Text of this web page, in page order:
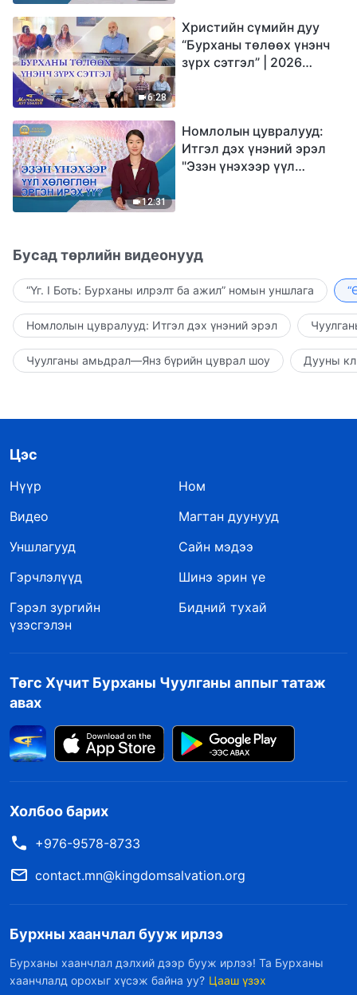
6:28
Христийн сүмийн дуу
“Бурханы төлөөх үнэнч
зүрх сэтгэл” | 2026
12:31
Номлолын цувралууд:
Итгэл дэх үнэний эрэл
"Эзэн үнэхээр үүл
Бусад төрлийн видеонууд
“Үг. I Боть: Бурханы илрэлт ба ажил” номын уншлага
Номлолын цувралууд: Итгэл дэх үнэний эрэл
Чуулганы амьдрал—Янз бүрийн цуврал шоу Дууны
Цэс
Нүүр
Ном
Видео
Магтан дуунууд
Уншлагууд
Сайн мэдээ
Гэрчлэлүүд
Шинэ эрин үе
Гэрэл зургийн
үзэсгэлэн
Бидний тухай
Төгс Хүчит Бурханы Чуулганы аппыг татаж
авах
Холбоо барих
+976-9578-8733
contact.mn@kingdomsalvation.org
Бурхны хаанчлал бууж ирлээ
Бурханы хаанчлал дэлхий дээр бууж ирлээ! Та Бурханы
хаанчлалд орохыг хүсэж байна уу? Цааш үзэх